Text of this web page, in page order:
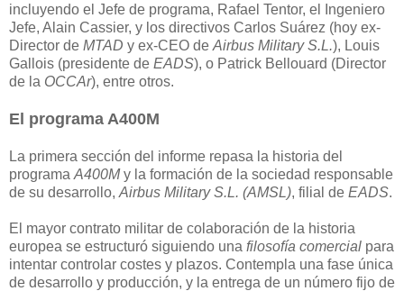
incluyendo el Jefe de programa, Rafael Tentor, el Ingeniero
Jefe, Alain Cassier, y los directivos Carlos Suárez (hoy ex-
Director de MTAD y ex-CEO de Airbus Military S.L.), Louis
Gallois (presidente de EADS), o Patrick Bellouard (Director
de la OCCAr), entre otros.
El programa A400M
La primera sección del informe repasa la historia del
programa A400My la formación de la sociedad responsable
de su desarrollo, Airbus Military S.L. (AMSL), filial de EADS.
El mayor contrato militar de colaboración de la historia
europea se estructuró siguiendo una filosofía comercial para
intentar controlar costes y plazos. Contempla una fase única
de desarrollo y producción, y la entrega de un número fijo de